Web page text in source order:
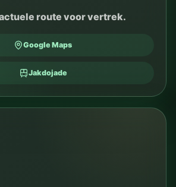
route voor vertrek.
Google Maps
Jakdojade